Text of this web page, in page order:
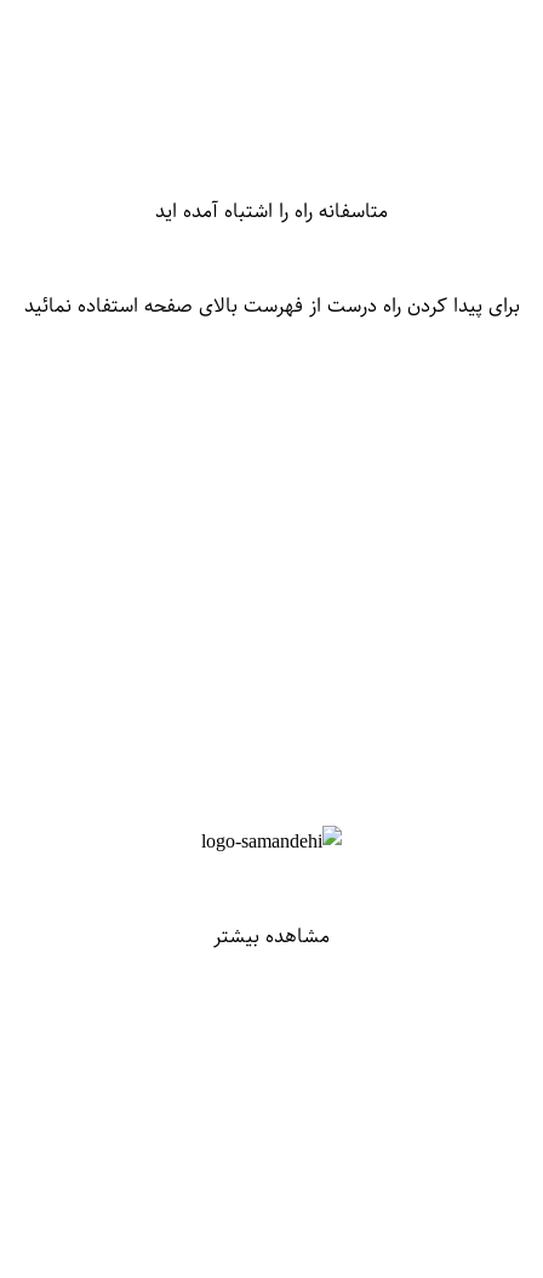
متاسفانه راه را اشتباه آمده اید
برای پیدا کردن راه درست از فهرست بالای صفحه استفاده نمائید
مشاهده بیشتر